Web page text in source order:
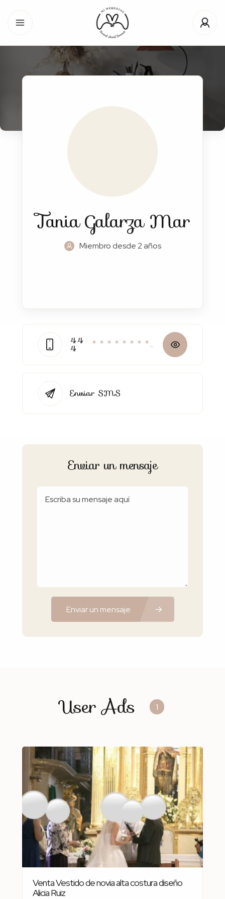
Tania Galarza Mar
Miembro desde 2 años
44
4 * * * * * * * *
*
Enviar SMS
Enviar un mensaje
Enviar un mensaje
User Ads 1
Venta Vestido de novia alta costura diseño
Alicia Ruiz